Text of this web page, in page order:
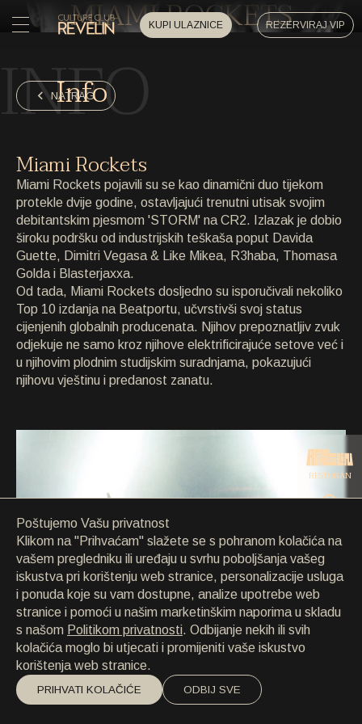
KUPI ULAZNICE REZERVIRAJ VIP
POČETNA
POČETNA
PRIVATNI DOGAĐAJI
PRIVATNI DOGAĐAJI
UMJETNICI
UMJETNICI
ARHIVA
ARHIVA
O NAMA
O NAMA
KONTAKT
KONTAKT
MIAMI ROCKETS
NATRAG
INFO
Info
Miami Rockets
Miami Rockets pojavili su se kao dinamični duo tijekom
protekle dvije godine, ostavljajući trenutni utisak svojim
debitantskim pjesmom 'STORM' na CR2. Izlazak je dobio
široku podršku od industrijskih teškaša poput Davida
Guette, Dimitri Vegasa & Like Mikea, R3haba, Thomasa
Golda i Blasterjaxxa.
Od tada, Miami Rockets dosljedno su isporučivali nekoliko
Top 10 izdanja na Beatportu, učvrstivši svoj status
cijenjenih globalnih producenata. Njihov prepoznatljiv zvuk
odjekuje ne samo kroz njihove elektrificirajuće setove već i
u njihovim plodnim studijskim suradnjama, pokazujući
njihovu vještinu i predanost zanatu.
RESTORAN
CATERING
PLAŽA
Poštujemo Vašu privatnost
Klikom na "Prihvaćam" slažete se s pohranom kolačića na
vašem pregledniku ili uređaju u svrhu poboljšanja vašeg
iskustva pri korištenju web stranice, personalizacije usluga
i ponuda koje su vam dostupne, analize upotrebe web
stranice i pomoći u našim marketinškim naporima u skladu
s našom Politikom privatnosti. Odbijanje nekih ili svih
kolačića moglo bi utjecati i promijeniti vaše iskustvo
korištenja web stranice.
PRIHVATI KOLAČIĆE ODBIJ SVE